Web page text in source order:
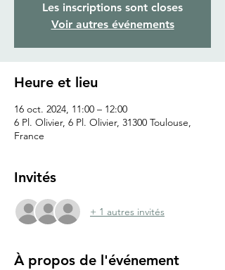
Les inscriptions sont closes
Voir autres événements
Heure et lieu
16 oct. 2024, 11:00 – 12:00
6 Pl. Olivier, 6 Pl. Olivier, 31300 Toulouse,
France
Invités
+ 1 autres invités
À propos de l'événement